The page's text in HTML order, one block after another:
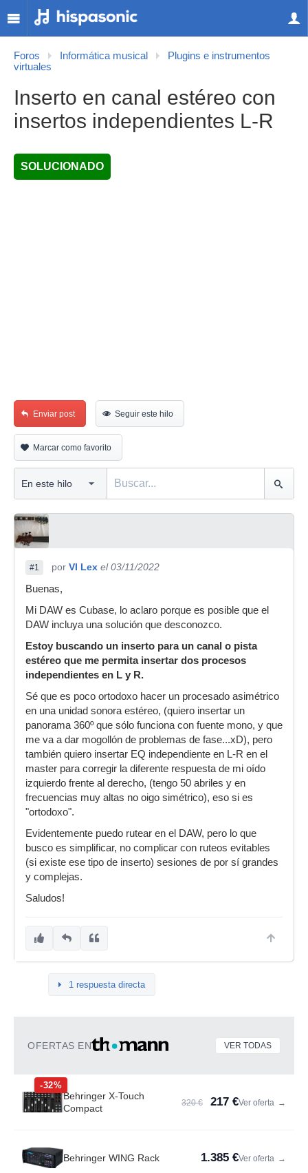
Foros Informática musical
Plugins e instrumentos
virtuales
Inserto en canal estéreo con
insertos independientes L-R
SOLUCIONADO
Enviar post Seguir este hilo
Marcar como favorito
#1 por VI Lex el 03/11/2022
Buenas,
Mi DAW es Cubase, lo aclaro porque es posible que el
DAW incluya una solución que desconozco.
Estoy buscando un inserto para un canal o pista
estéreo que me permita insertar dos procesos
independientes en L y R.
Sé que es poco ortodoxo hacer un procesado asimétrico
en una unidad sonora estéreo, (quiero insertar un
panorama 360º que sólo funciona con fuente mono, y que
me va a dar mogollón de problemas de fase...xD), pero
también quiero insertar EQ independiente en L-R en el
master para corregir la diferente respuesta de mi oído
izquierdo frente al derecho, (tengo 50 abriles y en
frecuencias muy altas no oigo simétrico), eso si es
"ortodoxo".
Evidentemente puedo rutear en el DAW, pero lo que
busco es simplificar, no complicar con ruteos evitables
(si existe ese tipo de inserto) sesiones de por sí grandes
y complejas.
Saludos!
1 respuesta directa
OFERTAS EN VER TODAS
-32%
Behringer X-Touch
Compact
320 € 217 €Ver oferta →
Behringer WING Rack 1.385 €Ver oferta →